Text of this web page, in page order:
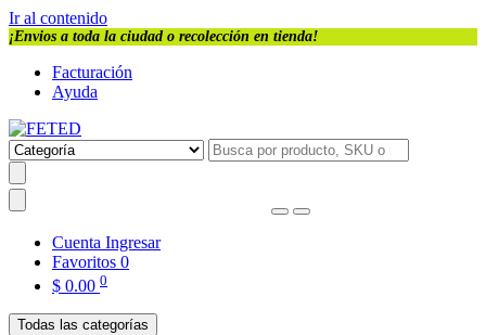
Ir al contenido
¡Envios a toda la ciudad o recolección en tienda!
Facturación
Ayuda
Cuenta Ingresar
Favoritos 0
$ 0.00 0
Todas las categorías